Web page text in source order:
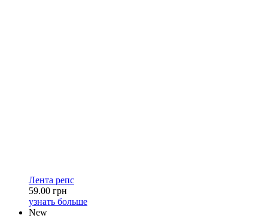
Лента репс
59.00 грн
узнать больше
New